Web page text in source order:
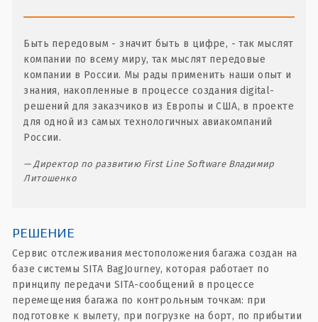
Быть передовым - значит быть в цифре, - так мыслят
компании по всему миру, так мыслят передовые
компании в России. Мы рады применить наши опыт и
знания, накопленные в процессе создания digital-
решений для заказчиков из Европы и США, в проекте
для одной из самых технологичных авиакомпаний
России.
Директор по развитию First Line Software Владимир
Литошенко
РЕШЕНИЕ
Сервис отслеживания местоположения багажа создан на
базе системы SITA BagJourney, которая работает по
принципу передачи SITA-сообщений в процессе
перемещения багажа по контрольным точкам: при
подготовке к вылету, при погрузке на борт, по прибытии